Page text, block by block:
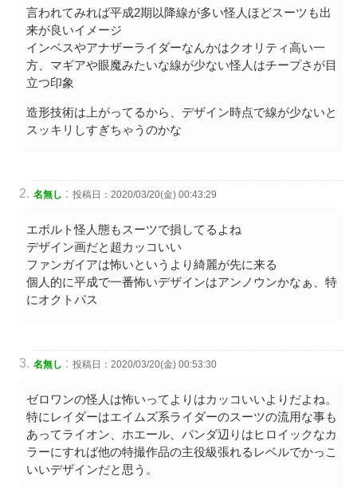
言われてみれば平成2期以降線が多い怪人ほどスーツも出
来が良いイメージ
インベスやアナザーライダーなんかはクオリティ高い一
方、マギアや眼魔みたいな線が少ない怪人はチープさが目
立つ印象
造形技術は上がってるから、デザイン時点で線が少ないと
スッキリしすぎちゃうのかな
名無し : 投稿日：2020/03/20(金) 00:43:29
エボルト怪人態もスーツで損してるよね
デザイン画だと超カッコいい
ファンガイアは怖いというより綺麗が先に来る
個人的に平成で一番怖いデザインはアンノウンかなぁ、特
にオクトパス
名無し : 投稿日：2020/03/20(金) 00:53:30
ゼロワンの怪人は怖いってよりはカッコいいよりだよね。
特にレイダーはエイムズ系ライダーのスーツの流用な事も
あってライオン、ホエール、パンダ辺りはヒロイックなカ
ラーにすれば他の特撮作品の主役級張れるレベルでかっこ
いいデザインだと思う。